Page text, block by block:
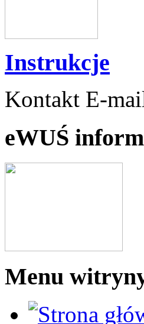
Instrukcje
Kontakt E-
eWUŚ
Menu